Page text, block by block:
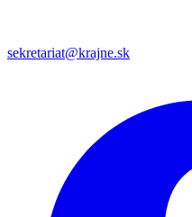
sekretariat@krajne.sk